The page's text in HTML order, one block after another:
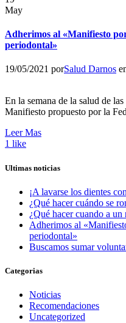
May
Adherimos al «Manifiesto
periodontal»
19/05/2021 porSalud Darnos
En la semana de la salud de
Manifiesto propuesto por la
Leer Mas
1 like
Ultimas noticias
¡A lavarse los dientes
¿Qué hacer cuándo se
¿Qué hacer cuando a
Adherimos al
periodontal»
Buscamos sumar
Categorias
Noticias
Recomendaciones
Uncategorized